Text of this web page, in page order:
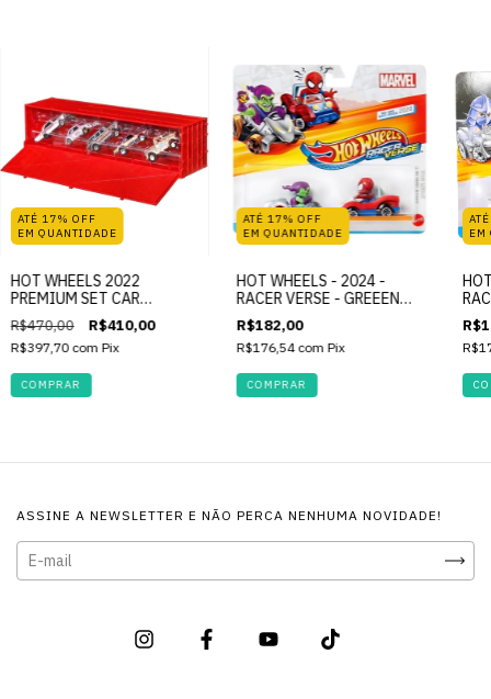
ATÉ 17% OFF
EM QUANTIDADE
HOT WHEELS 2022
PREMIUM SET CAR
CULTURE DRAG STRIP
DEMONS
R$470,00 R$410,00
R$397,70 com Pix
ATÉ 17% OFF
EM QUANTIDADE
HOT WHEELS - 2024 -
RACER VERSE - GREEEN
GOBLIN & SPIDER-MAN -
MARVEL
R$182,00
R$176,54 com Pix
EM
&
ASSINE A NEWSLETTER E NÃO PERCA NENHUMA NOVIDADE!